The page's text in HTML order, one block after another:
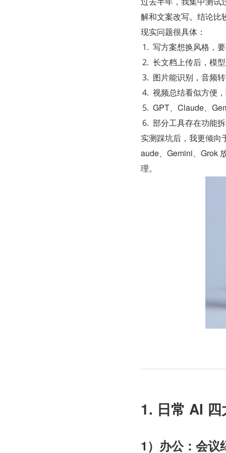
解和文案改写。结论比
现实问题很具体：
写方案想换风格，
长文档上传后，模
图片能识别，音频
视频总结看似方便
GPT、Claude、
部分工具存在功能
实测踩坑后，我更倾向
aude、Gemini、Grok
理。
1. 日常 AI
1）办公：会议